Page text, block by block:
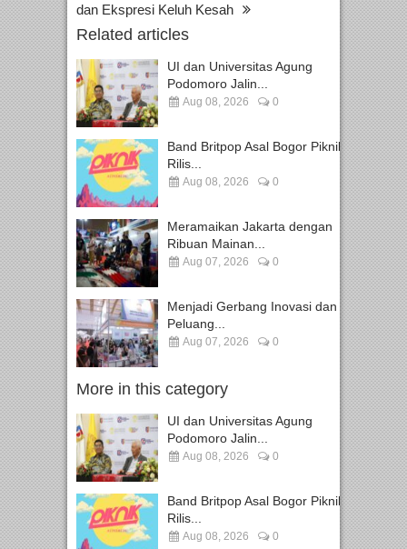
dan Ekspresi Keluh Kesah
Related articles
UI dan Universitas Agung
Podomoro Jalin...
Aug 08, 2026 0
Band Britpop Asal Bogor Piknik
Rilis...
Aug 08, 2026 0
Meramaikan Jakarta dengan
Ribuan Mainan...
Aug 07, 2026 0
Menjadi Gerbang Inovasi dan
Peluang...
Aug 07, 2026 0
More in this category
UI dan Universitas Agung
Podomoro Jalin...
Aug 08, 2026 0
Band Britpop Asal Bogor Piknik
Rilis...
Aug 08, 2026 0